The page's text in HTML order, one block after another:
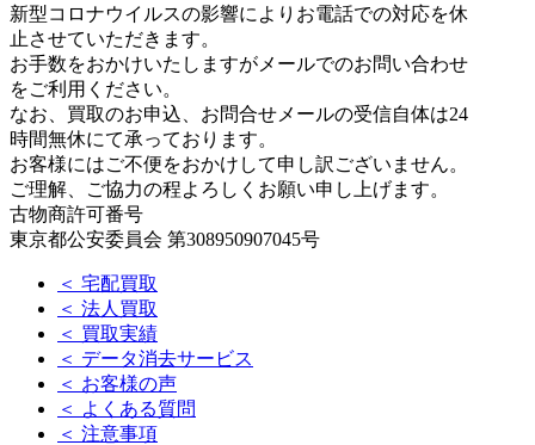
新型コロナウイルスの影響によりお電話での対応を休
止させていただきます。
お手数をおかけいたしますがメールでのお問い合わせ
をご利用ください。
なお、買取のお申込、お問合せメールの受信自体は24
時間無休にて承っております。
お客様にはご不便をおかけして申し訳ございません。
ご理解、ご協力の程よろしくお願い申し上げます。
古物商許可番号
東京都公安委員会 第308950907045号
＜ 宅配買取
＜ 法人買取
＜ 買取実績
＜ データ消去サービス
＜ お客様の声
＜ よくある質問
＜ 注意事項